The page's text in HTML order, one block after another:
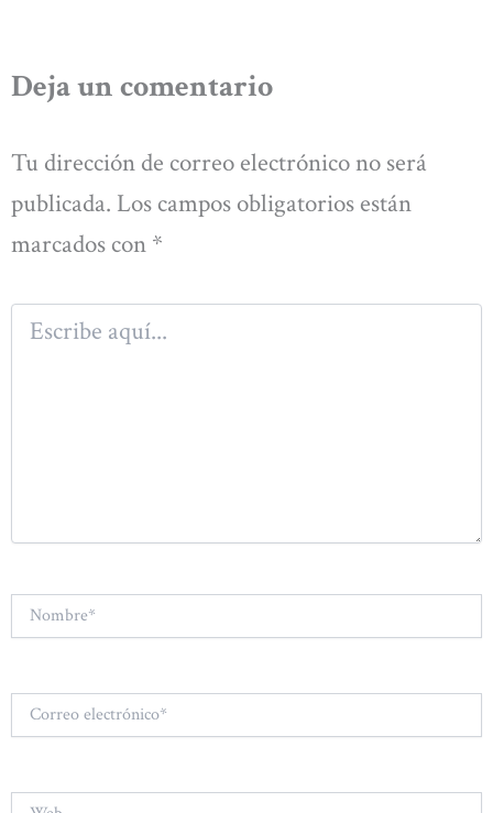
Deja un comentario
Tu dirección de correo electrónico no será
publicada. Los campos obligatorios están
marcados con *
Escribe
aquí...
Nombre*
Correo
electrónico*